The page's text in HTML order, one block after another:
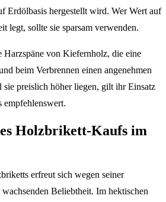
Erdölbasis hergestellt wird. Wer Wert auf
legt, sollte sie sparsam verwenden.
Harzspäne von Kiefernholz, die eine
beim Verbrennen einen angenehmen
preislich höher liegen, gilt ihr Einsatz
empfehlenswert.
Holzbrikett-Kaufs im
erfreut sich wegen seiner
Beliebtheit. Im hektischen